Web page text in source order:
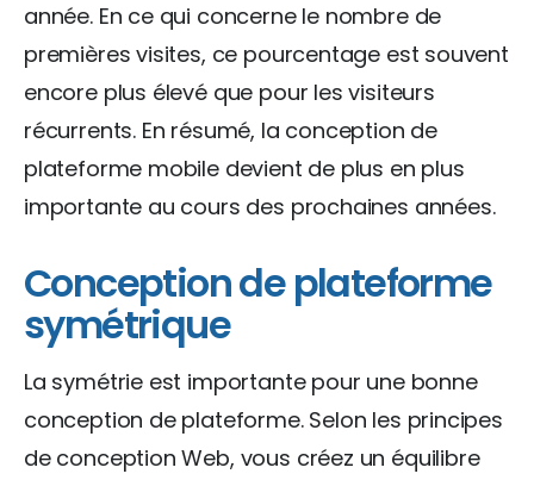
année. En ce qui concerne le nombre de
premières visites, ce pourcentage est souvent
encore plus élevé que pour les visiteurs
récurrents. En résumé, la conception de
plateforme mobile devient de plus en plus
importante au cours des prochaines années.
Conception de plateforme
symétrique
La symétrie est importante pour une bonne
conception de plateforme. Selon les principes
de conception Web, vous créez un équilibre